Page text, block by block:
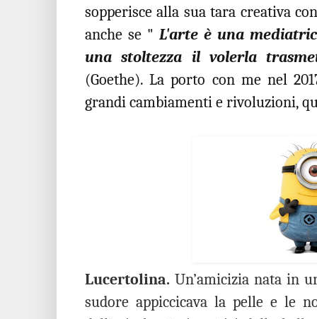
sopperisce alla sua tara creativa
anche se " L'arte è una
una stoltezza il volerla
(Goethe). La porto con me nel
grandi cambiamenti e rivoluzioni,
Lucertolina. Un’amicizia nata in
sudore appiccicava la pelle e le